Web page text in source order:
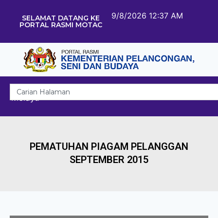
SELAMAT DATANG KE
PORTAL RASMI MOTAC
9/8/2026 12:37 AM
Melayu
PEMATUHAN PIAGAM PELANGGAN
SEPTEMBER 2015